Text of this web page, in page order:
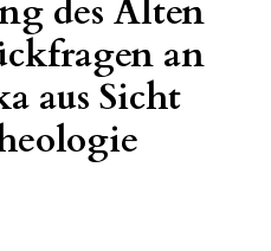
des Alten
an
aus Sicht